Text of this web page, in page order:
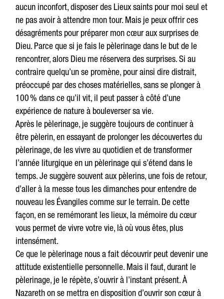
aucun inconfort, disposer des Lieux saints pour moi seul et
ne pas avoir à attendre mon tour. Mais je peux offrir ces
désagréments pour préparer mon cœur aux surprises de
Dieu. Parce que si je fais le pèlerinage dans le but de le
rencontrer, alors Dieu me réservera des surprises. Si au
contraire quelqu’un se promène, pour ainsi dire distrait,
préoccupé par des choses matérielles, sans se plonger à
100 % dans ce qu’il vit, il peut passer à côté d’une
expérience de nature à bouleverser sa vie.
Après le pèlerinage, je suggère toujours de continuer à
être pèlerin, en essayant de prolonger les découvertes du
pèlerinage, de les vivre au quotidien et de transformer
l’année liturgique en un pèlerinage qui s’étend dans le
temps. Je suggère souvent aux pèlerins, une fois de retour,
d’aller à la messe tous les dimanches pour entendre de
nouveau les Évangiles comme sur le terrain. De cette
façon, en se remémorant les lieux, la mémoire du cœur
vous permet de vivre votre vie, là où vous êtes, plus
intensément.
Ce que le pèlerinage nous a fait découvrir peut devenir une
attitude existentielle personnelle. Mais il faut, durant le
pèlerinage, je le répète, s’ouvrir à l’instant présent. À
Nazareth on se mettra en disposition d’ouvrir son cœur à